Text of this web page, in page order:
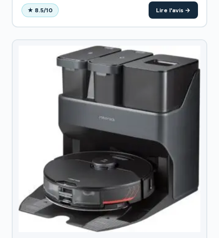
★ 8.5/10 Lire l'avis →